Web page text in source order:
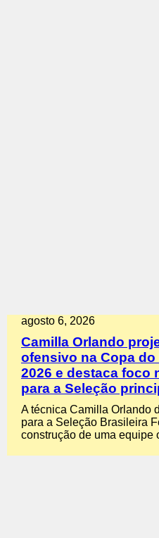
agosto 6, 2026
Camilla Orlando
ofensivo na Copa
2026 e destaca foco
para a Seleção
A técnica Camilla Orlando
para a Seleção Brasileira
construção de uma